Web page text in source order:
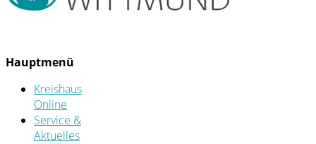
Hauptmenü
Kreishaus
Online
Service &
Aktuelles